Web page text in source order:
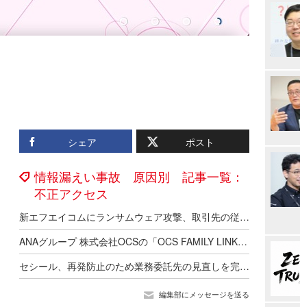
シェア ポスト
情報漏えい事故 原因別 記事一覧：
不正アクセス
新エフエイコムにランサムウェア攻撃、取引先の従業員に関する個人情報が漏えいした可能性
ANAグループ 株式会社OCSの「OCS FAMILY LINK SERVICE」に不正アクセス、一部の個人情報・データが流出した可能性
セシール、再発防止のため業務委託先の見直しを完了し選定基準と管理も強化
編集部にメッセージを送る